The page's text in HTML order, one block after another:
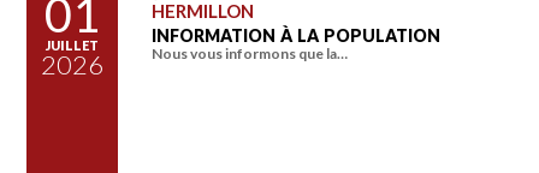
01
JUILLET
2026
HERMILLON
INFORMATION À LA POPULATION
Nous vous informons que la…